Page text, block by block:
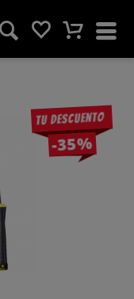
Tu descuento
-35%